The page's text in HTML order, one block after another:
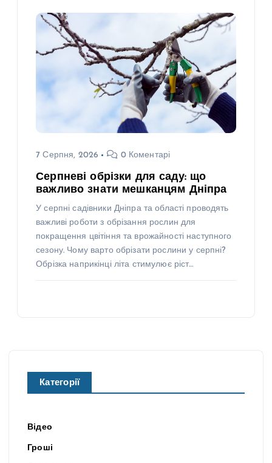
7 Серпня, 2026 0 Коментарі
Серпневі обрізки для саду: що
важливо знати мешканцям Дніпра
У серпні садівники Дніпра та області проводять
важливі роботи з обрізання рослин для
покращення цвітіння та врожайності наступного
сезону. Чому варто обрізати рослини у серпні?
Обрізка наприкінці літа стимулює ріст…
Категорії
Відео
Гроші